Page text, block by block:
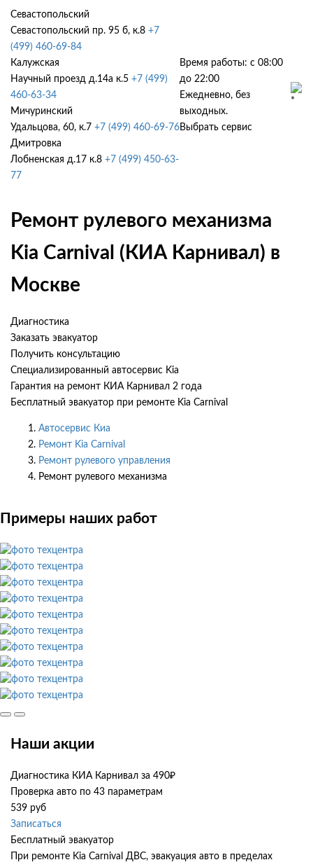
Севастопольский
Севастопольский пр. 95 б, к.8 +7
(499) 460-69-84
Калужская
Научный проезд д.14а к.5 +7 (499)
460-63-34
Мичуринский
Удальцова, 60, к.7 +7 (499) 460-69-76
Дмитровка
Лобненская д.17 к.8 +7 (499) 450-63-
77
Время работы: с 08:00
до 22:00
Ежедневно, без
выходных.
Выбрать сервис
Ремонт рулевого механизма
Kia Carnival (КИА Карнивал) в
Москве
Диагностика
Заказать эвакуатор
Получить консультацию
Специализированный автосервис Kia
Гарантия на ремонт КИА Карнивал 2 года
Бесплатный эвакуатор при ремонте Kia Carnival
Автосервис Киа
Ремонт Kia Carnival
Ремонт рулевого управления
Ремонт рулевого механизма
Примеры наших работ
Наши акции
Диагностика КИА Карнивал за 490₽
Проверка авто по 43 параметрам
539 руб
Записаться
Бесплатный эвакуатор
При ремонте Kia Carnival ДВС, эвакуация авто в пределах